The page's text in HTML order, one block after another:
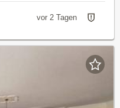
vor 2 Tagen